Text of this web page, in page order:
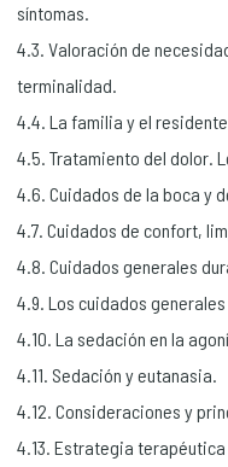
síntomas.
4.3. Valoración de
terminalidad.
4.4. La familia y el
4.5. Tratamiento del dolor.
4.6. Cuidados de la boca y
4.7. Cuidados de confort,
4.8. Cuidados generales
4.9. Los cuidados
4.10. La sedación en la
4.11. Sedación y eutanasia.
4.12. Consideraciones y
4.13. Estrategia